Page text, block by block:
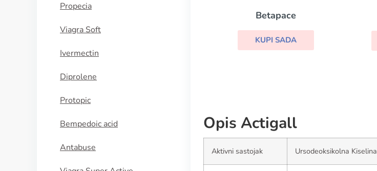
Propecia
Viagra Soft
Ivermectin
Diprolene
Protopic
Bempedoic acid
Antabuse
Requip
KUPI SADA
Opis Actigall
Aktivni sastojak Ursodeoksikolna Kiselina